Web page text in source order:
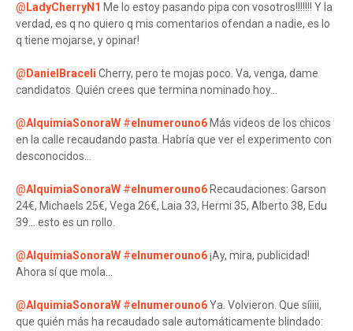
@ LadyCherryN1 Me lo estoy pasando pipa con vosotros!!!!!!! Y la
verdad, es q no quiero q mis comentarios ofendan a nadie, es lo
q tiene mojarse, y opinar!
@ DanielBraceli Cherry, pero te mojas poco. Va, venga, dame
candidatos. Quién crees que termina nominado hoy...
@AlquimiaSonoraW #elnumerouno6 Más videos de los chicos
en la calle recaudando pasta. Habría que ver el experimento con
desconocidos...
@AlquimiaSonoraW #elnumerouno6 Recaudaciones: Garson
24€, Michaels 25€, Vega 26€, Laia 33, Hermi 35, Alberto 38, Edu
39... esto es un rollo.
@AlquimiaSonoraW #elnumerouno6¡Ay, mira, publicidad!
Ahora sí que mola...
@AlquimiaSonoraW #elnumerouno6Ya. Volvieron. Que síiiii,
que quién más ha recaudado sale automáticamente blindado: